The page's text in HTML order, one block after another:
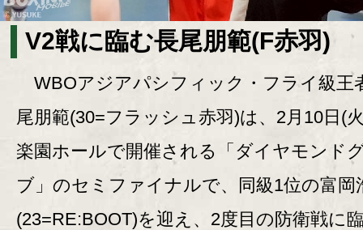
V2戦に臨む長尾朋範(F赤羽)
WBOアジアパシフィック・フライ級王
尾朋範(30=フラッシュ赤羽)は、2月10日(
楽園ホールで開催される「ダイヤモンド
ブ」のセミファイナルで、同級1位の富岡
(23=RE:BOOT)を迎え、2度目の防衛戦に